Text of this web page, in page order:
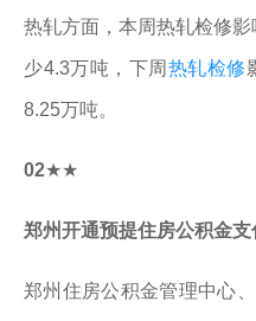
热轧方面，本周热轧检修
少4.3万吨，下周 热轧检修
8.25万吨。
02★★
郑州开通预提住房公积金
郑州住房公积金管理中心